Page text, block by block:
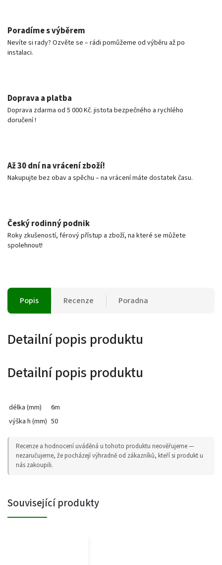
Poradíme s výběrem
Nevíte si rady? Ozvěte se – rádi pomůžeme od výběru až po
instalaci.
Doprava a platba
Doprava zdarma od 5 000 Kč. jistota bezpečného a rychlého
doručení !
Až 30 dní na vrácení zboží!
Nakupujte bez obav a spěchu – na vrácení máte dostatek času.
Český rodinný podnik
Roky zkušeností, férový přístup a zboží, na které se můžete
spolehnout!
Popis Recenze Poradna
Detailní popis produktu
Detailní popis produktu
délka (mm)
6m
výška h (mm) 50
Recenze a hodnocení uváděná u tohoto produktu neověřujeme —
nezaručujeme, že pocházejí výhradně od zákazníků, kteří si produkt u
nás zakoupili.
Související produkty